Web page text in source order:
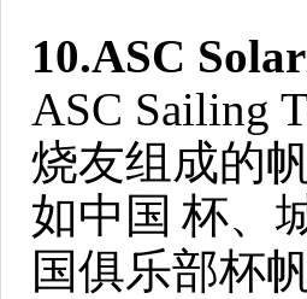
10.ASC
ASC Sailing
烧友组成的
如中国 杯、
国俱乐部杯